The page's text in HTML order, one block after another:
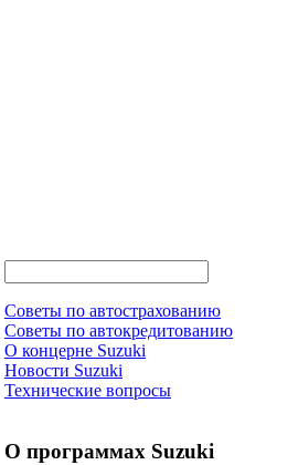
Советы по автострахованию
Советы по автокредитованию
О концерне Suzuki
Новости Suzuki
Технические вопросы
О программах Suzuki